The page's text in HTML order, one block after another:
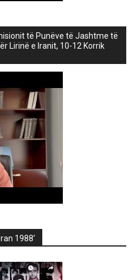
të Punëve të Jashtme të
Lirinë e Iranit, 10-12 Korrik
1988’